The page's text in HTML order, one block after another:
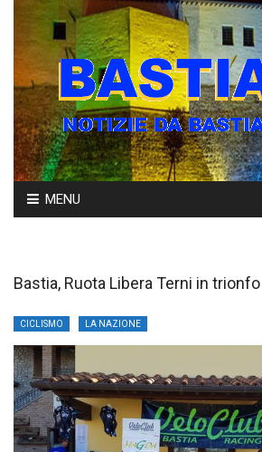
Skip
to
MENU
Bastia, Ruota Libera Terni in trionfo
CICLISMO LA NAZIONE